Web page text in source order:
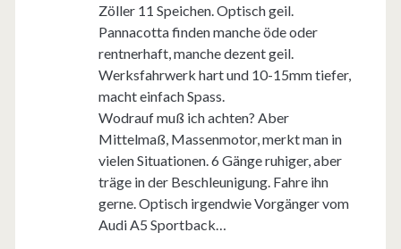
Zöller 11 Speichen. Optisch geil.
Pannacotta finden manche öde oder
rentnerhaft, manche dezent geil.
Werksfahrwerk hart und 10-15mm tiefer,
macht einfach Spass.
Wodrauf muß ich achten? Aber
Mittelmaß, Massenmotor, merkt man in
vielen Situationen. 6 Gänge ruhiger, aber
träge in der Beschleunigung. Fahre ihn
gerne. Optisch irgendwie Vorgänger vom
Audi A5 Sportback…